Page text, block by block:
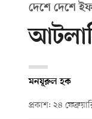
দেশে দেশে
মনযূরুল হক
প্রকাশ: ২৪